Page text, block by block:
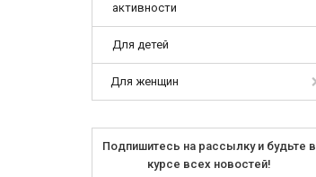
активности
Для детей
Для женщин
Подпишитесь на рассылку и будьте в
курсе всех новостей!